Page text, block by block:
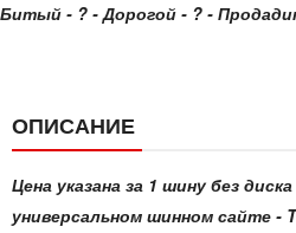
Битый - ? - Дорогой - ? -
ОПИСАНИЕ
Цена указана за 1 шину без
универсальном шинном сайте -